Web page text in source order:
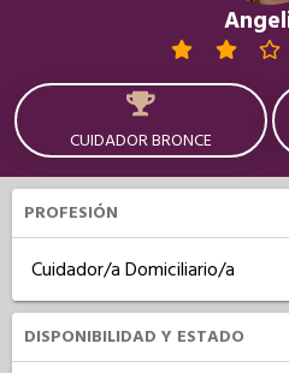
CUIDADOR BRONCE
PROFESIÓN
Cuidador/a Domiciliario/a
DISPONIBILIDAD Y ESTADO